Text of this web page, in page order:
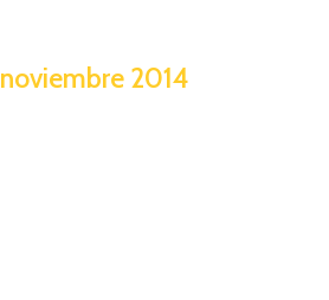
noviembre 2014